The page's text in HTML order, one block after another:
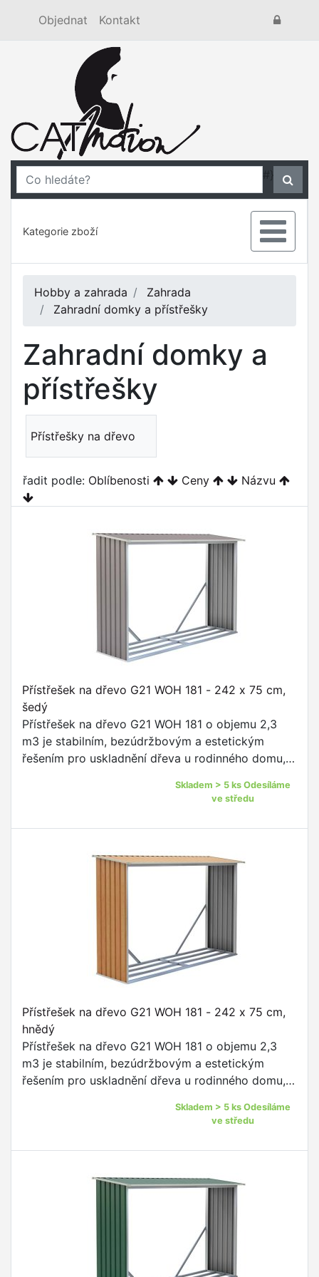
Objednat Kontakt
#}
Kategorie zboží
Hobby a zahrada
Zahrada
Zahradní domky a přístřešky
Zahradní domky a
přístřešky
Přístřešky na dřevo
řadit podle: Oblíbenosti Ceny Názvu
Přístřešek na dřevo G21 WOH 181 - 242 x 75 cm,
šedý
Přístřešek na dřevo G21 WOH 181 o objemu 2,3
m3 je stabilním, bezúdržbovým a estetickým
řešením pro uskladnění dřeva u rodinného domu,
Skladem > 5 ks Odesíláme
ve středu
Přístřešek na dřevo G21 WOH 181 - 242 x 75 cm,
hnědý
Přístřešek na dřevo G21 WOH 181 o objemu 2,3
m3 je stabilním, bezúdržbovým a estetickým
řešením pro uskladnění dřeva u rodinného domu,
Skladem > 5 ks Odesíláme
ve středu